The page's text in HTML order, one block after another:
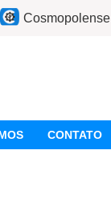
Cosmopolense
CONTATO